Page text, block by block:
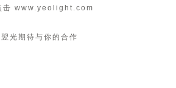
击 www.yeolight.com
翌光期待与你的合作